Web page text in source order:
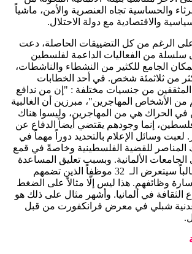
والحساسية تجاه العنصرية والأمن، ماشياً
والاقتصادية مع دولة الاحتلال.
الرغم من كل التضييقات الحاصلة، دعت
من الفعاليات الداعمة لفلسطين
الجامع للكثير من النشطاء والناشطات،
من ثلاثمئة شخص. في أحد الخطابات
من جنسيات مختلفة : "إن من ندافع
الأشخاص المهاجرين"، مبرزين أن الغالبية
في الحراك هي من المهاجرين، وليسوا هناك
إنما وجودهم يقتضي أيضاً الدفاع عن
لعبت وسائل الإعلام بالتحديد دوراً مهماً في
المناصر للقضية الفلسطينية وخاصةً في قمع
الألمانية. وبسبب تعليق المساعدة
من مجلس برلين فغالباً سيتعرض الـ 32 موظفاً الذين تضمهم
وظائفهم. هذا ليس إلّا مثالاً على الضغط
الثقافة في ألمانيا. وأشهر مثال على ذلك هو
عدنية شبلي في معرض فرانكفورت من قبل